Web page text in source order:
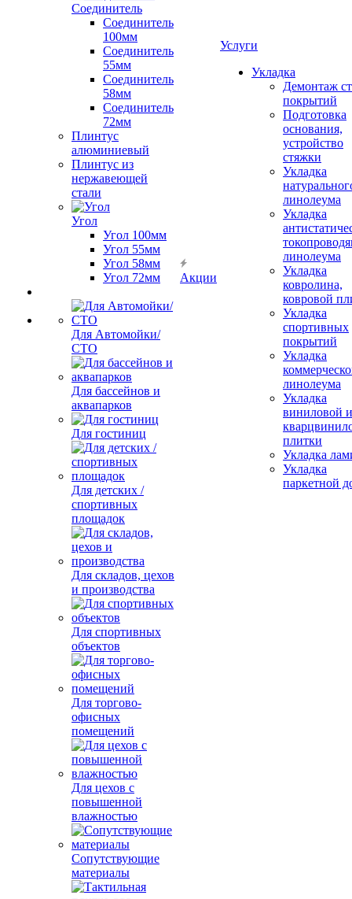
Соединитель
Соединитель
100мм
Соединитель
55мм
Соединитель
58мм
Соединитель
72мм
Плинтус
алюминиевый
Плинтус из
нержавеющей
стали
Угол
Угол 100мм
Угол 55мм
Угол 58мм
Угол 72мм
Для Автомойки/
СТО
Для бассейнов и
аквапарков
Для гостиниц
Для детских /
спортивных
площадок
Для складов, цехов
и производства
Для спортивных
объектов
Для торгово-
офисных
помещений
Для цехов с
повышенной
влажностью
Сопутствующие
материалы
Акции
Услуги
Укладка
Демонтаж
покрытий
Подготовка
основания,
устройство
стяжки
Укладка
линолеума
Укладка
линолеума
Укладка
ковролина,
ковровой
Укладка
спортивных
покрытий
Укладка
линолеума
Укладка
виниловой и
плитки
Укладка
Укладка
паркетной